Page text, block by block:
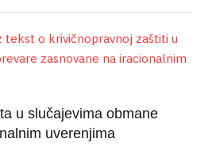
u slučajevima obmane
uverenjima